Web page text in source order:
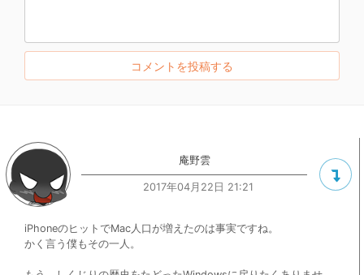
庵野雲
2017年04月22日 21:21
iPhoneのヒットでMac人口が増えたのは事実ですね。
かく言う僕もその一人。